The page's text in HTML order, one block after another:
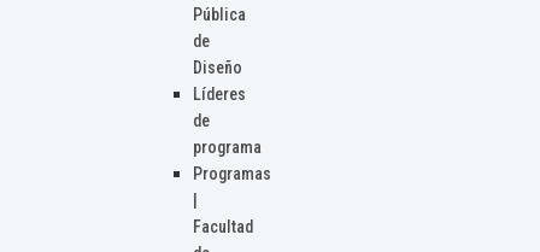
Pública
de
Diseño
Líderes
de
programa
Programas
Facultad